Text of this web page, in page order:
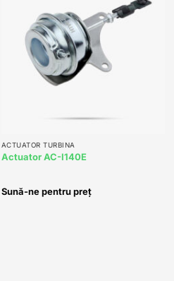
Add to
wishlist
ACTUATOR TURBINA
Actuator AC-I140E
Sună-ne pentru preț